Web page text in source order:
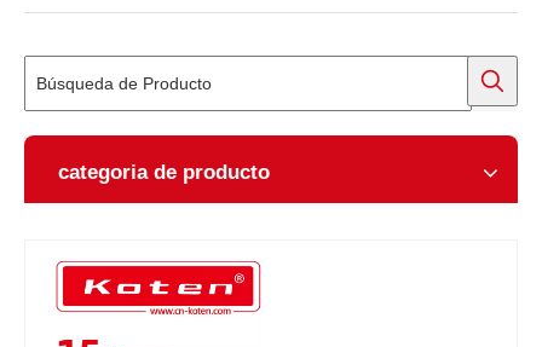
categoria de producto